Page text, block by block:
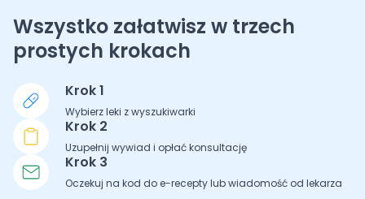
Wszystko załatwisz w trzech
prostych krokach
Krok 1
Wybierz leki z wyszukiwarki
Krok 2
Uzupełnij wywiad i opłać konsultację
Krok 3
Oczekuj na kod do e-recepty lub wiadomość od lekarza